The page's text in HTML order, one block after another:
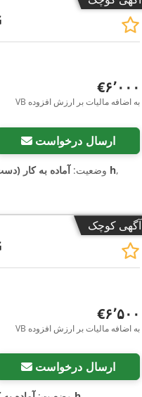
‎€۶٬۰۰۰
VB به اضافه مالیات بر ارزش افزوده
ارسال درخواست
وضعیت: آماده به کار ۱٬۱۹۲ h,
آگهی کوچک
‎€۶٬۵۰۰
VB به اضافه مالیات بر ارزش افزوده
ارسال درخواست